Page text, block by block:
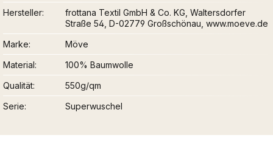
Hersteller
frottana Textil GmbH & Co. KG, Waltersdorfer
Straße 54, D-02779 Großschönau, www.moeve.de
Marke
Möve
Material
100% Baumwolle
Qualität
550g/qm
Serie
Superwuschel